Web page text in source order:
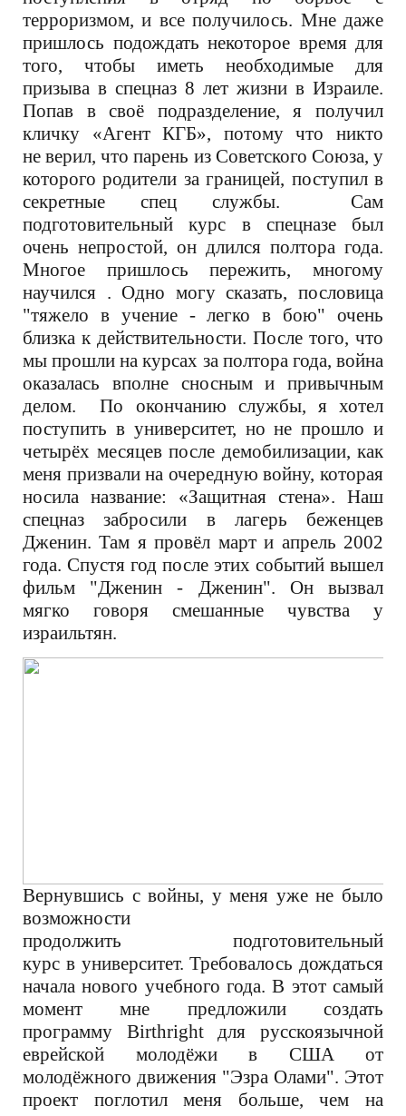
терроризмом, и все получилось. Мне даже
пришлось подождать некоторое время для
того, чтобы иметь необходимые для
призыва в спецназ 8 лет жизни в Израиле.
Попав в своё подразделение, я получил
кличку «Агент КГБ», потому что никто
не верил, что парень из Советского Союза, у
которого родители за границей, поступил в
секретные спец службы. Сам
подготовительный курс в спецназе был
очень непростой, он длился полтора года.
Многое пришлось пережить, многому
научился . Одно могу сказать, пословица
"тяжело в учение - легко в бою" очень
близка к действительности. После того, что
мы прошли на курсах за полтора года, война
оказалась вполне сносным и привычным
делом. По окончанию службы, я хотел
поступить в университет, но не прошло и
четырёх месяцев после демобилизации, как
меня призвали на очередную войну, которая
носила название: «Защитная стена». Наш
спецназ забросили в лагерь беженцев
Дженин. Там я провёл март и апрель 2002
года. Спустя год после этих событий вышел
фильм "Дженин - Дженин". Он вызвал
мягко говоря смешанные чувства у
израильтян.
Вернувшись с войны, у меня уже не было
возможности
продолжить подготовительный
курс в университет. Требовалось дождаться
начала нового учебного года. В этот самый
момент мне предложили создать
программу Birthright для русскоязычной
еврейской молодёжи в США от
молодёжного движения "Эзра Олами". Этот
проект поглотил меня больше, чем на